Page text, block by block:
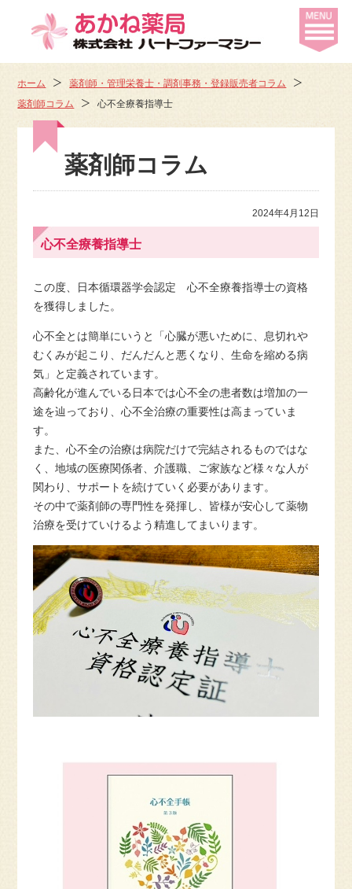
ホーム
薬剤師・管理栄養士・調剤事務・登録販売者コラム
薬剤師コラム
心不全療養指導士
薬剤師コラム
2024年4月12日
心不全療養指導士
この度、日本循環器学会認定 心不全療養指導士の資格
を獲得しました。
心不全とは簡単にいうと「心臓が悪いために、息切れや
むくみが起こり、だんだんと悪くなり、生命を縮める病
気」と定義されています。
高齢化が進んでいる日本では心不全の患者数は増加の一
途を辿っており、心不全治療の重要性は高まっていま
す。
また、心不全の治療は病院だけで完結されるものではな
く、地域の医療関係者、介護職、ご家族など様々な人が
関わり、サポートを続けていく必要があります。
その中で薬剤師の専門性を発揮し、皆様が安心して薬物
治療を受けていけるよう精進してまいります。